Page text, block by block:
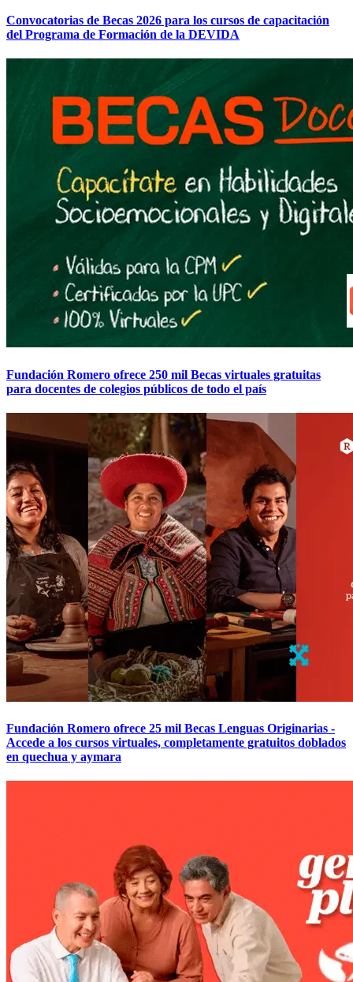
Convocatorias de Becas 2026 para los cursos de capacitación
del Programa de Formación de la DEVIDA
Fundación Romero ofrece 250 mil Becas virtuales gratuitas
para docentes de colegios públicos de todo el país
Fundación Romero ofrece 25 mil Becas Lenguas Originarias -
Accede a los cursos virtuales, completamente gratuitos doblados
en quechua y aymara